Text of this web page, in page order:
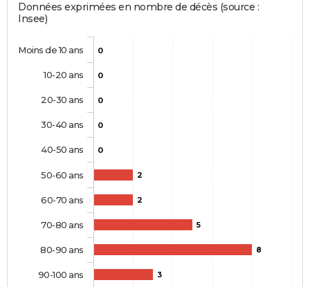
Données exprimées en nombre de décès (source :
Insee)
0
0
0
0
0
2
2
5
8
3
Moins de 10 ans
10-20 ans
20-30 ans
30-40 ans
40-50 ans
50-60 ans
60-70 ans
70-80 ans
80-90 ans
90-100 ans